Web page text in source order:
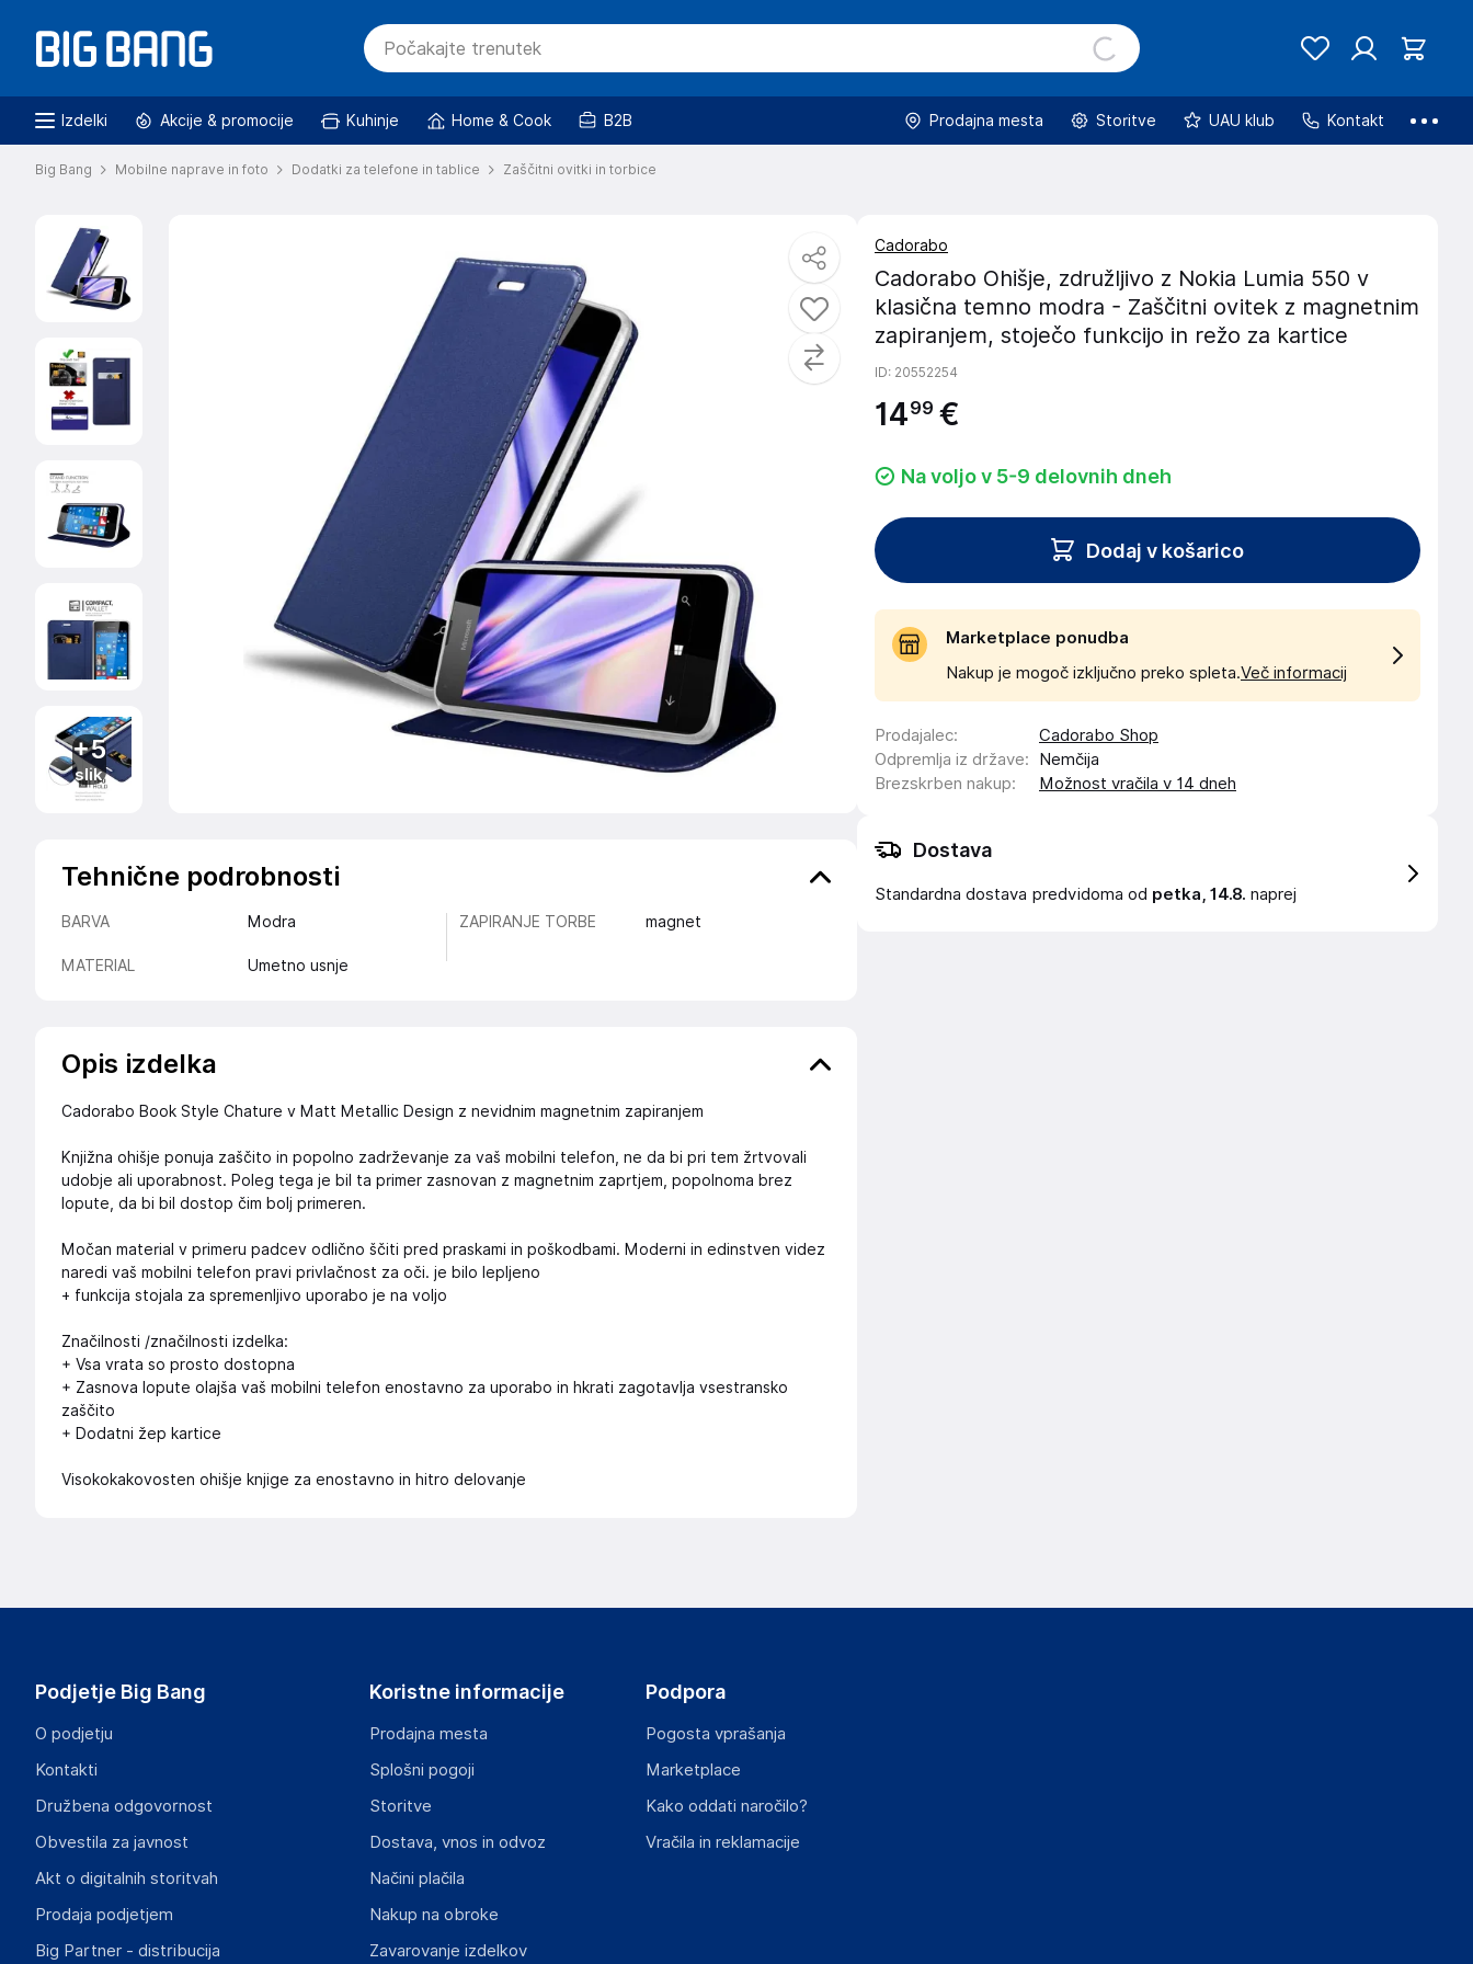
Izdelki Akcije & promocije Kuhinje Home & Cook B2B Prodajna mesta Storitve UAU klub Kontakt
Big Bang Mobilne naprave in foto Dodatki za telefone in tablice Zaščitni ovitki in torbice
+5
slik
Tehnične podrobnosti
BARVA Modra ZAPIRANJE TORBE magnet
MATERIAL Umetno usnje
Opis izdelka
Cadorabo Book Style Chature v Matt Metallic Design z nevidnim magnetnim zapiranjem
Knjižna ohišje ponuja zaščito in popolno zadrževanje za vaš mobilni telefon, ne da bi pri tem žrtvovali
udobje ali uporabnost. Poleg tega je bil ta primer zasnovan z magnetnim zaprtjem, popolnoma brez
lopute, da bi bil dostop čim bolj primeren.
Močan material v primeru padcev odlično ščiti pred praskami in poškodbami. Moderni in edinstven videz
naredi vaš mobilni telefon pravi privlačnost za oči. je bilo lepljeno
+ funkcija stojala za spremenljivo uporabo je na voljo
Značilnosti /značilnosti izdelka:
+ Vsa vrata so prosto dostopna
+ Zasnova lopute olajša vaš mobilni telefon enostavno za uporabo in hkrati zagotavlja vsestransko
zaščito
+ Dodatni žep kartice
Visokokakovosten ohišje knjige za enostavno in hitro delovanje
Cadorabo
Cadorabo Ohišje, združljivo z Nokia Lumia 550 v
klasična temno modra - Zaščitni ovitek z magnetnim
zapiranjem, stoječo funkcijo in režo za kartice
ID: 20552254
1499 €
Na voljo v 5-9 delovnih dneh
Dodaj v košarico
Marketplace ponudba
Nakup je mogoč izključno preko spleta.Več informacij
Prodajalec:
Cadorabo Shop
Odpremlja iz države:
Nemčija
Brezskrben nakup: Možnost vračila v 14 dneh
Dostava
Standardna dostava predvidoma od petka, 14.8. naprej
Podjetje Big Bang
O podjetju
Kontakti
Družbena odgovornost
Obvestila za javnost
Akt o digitalnih storitvah
Prodaja podjetjem
Big Partner - distribucija
Koristne informacije
Prodajna mesta
Splošni pogoji
Storitve
Dostava, vnos in odvoz
Načini plačila
Nakup na obroke
Zavarovanje izdelkov
Podpora
Pogosta vprašanja
Marketplace
Kako oddati naročilo?
Vračila in reklamacije